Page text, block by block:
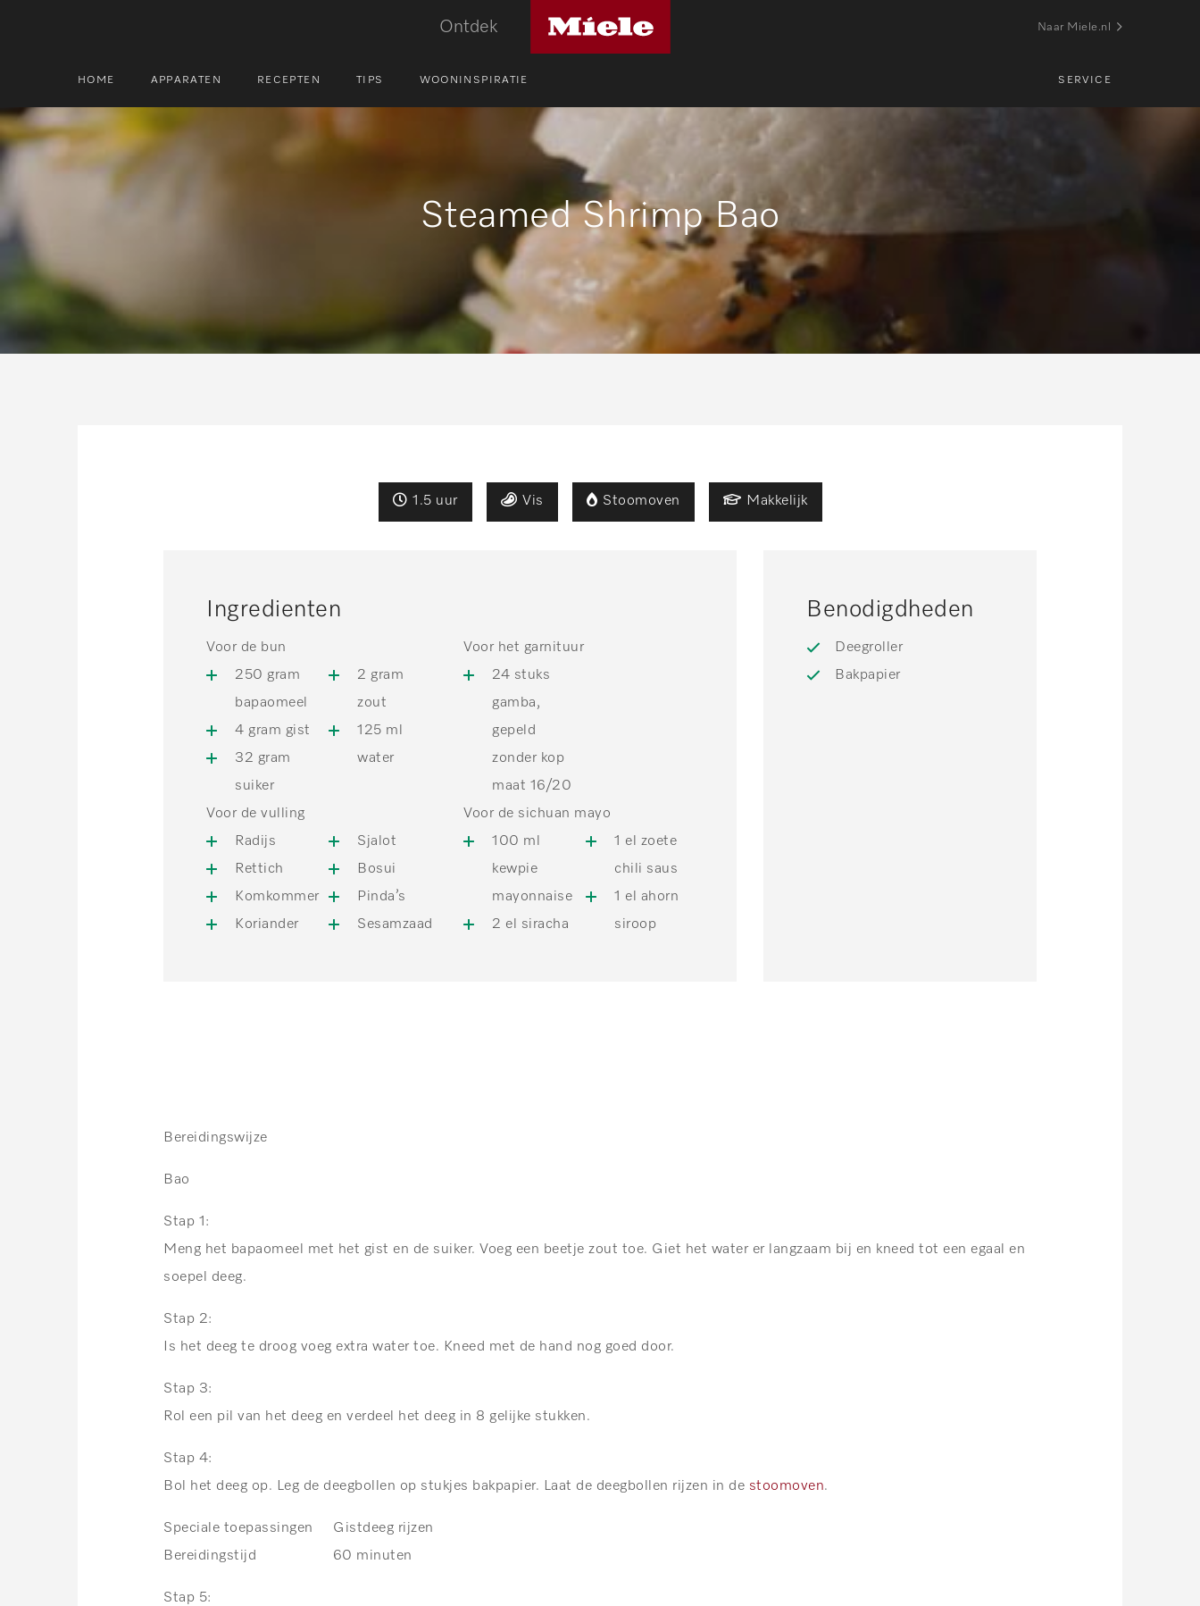
Ontdek
logo
Naar Miele.nl
HOME APPARATEN RECEPTEN TIPS WOONINSPIRATIE SERVICE
Steamed Shrimp Bao
1.5 uur Vis Stoomoven Makkelijk
Ingredienten
Voor de bun
250 gram
bapaomeel
4 gram gist
32 gram
suiker
2 gram
zout
125 ml
water
Voor het garnituur
24 stuks
gamba,
gepeld
zonder kop
Voor de vulling
Radijs
Rettich
Komkommer
Koriander
Sjalot
Bosui
Pinda’s
Sesamzaad
Voor de sichuan mayo
100 ml
kewpie
mayonnaise
2 el siracha
1 el zoete
chili saus
1 el ahorn
siroop
Benodigdheden
Deegroller
Bakpapier
Bereidingswijze
Bao
Stap 1:
Meng het bapaomeel met het gist en de suiker. Voeg een beetje zout toe. Giet het water er langzaam bij en kneed tot een egaal en
soepel deeg.
Stap 2:
Is het deeg te droog voeg extra water toe. Kneed met de hand nog goed door.
Stap 3:
Rol een pil van het deeg en verdeel het deeg in 8 gelijke stukken.
Stap 4:
Bol het deeg op. Leg de deegbollen op stukjes bakpapier. Laat de deegbollen rijzen in de stoomoven.
Speciale toepassingen Gistdeeg rijzen
Bereidingstijd 60 minuten
Stap 5: